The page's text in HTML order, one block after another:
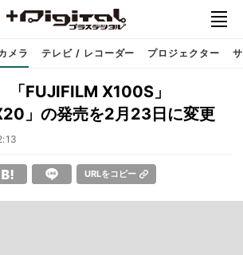
メラ テレビ / レコーダー プロジェクター
「FUJIFILM X100S」
」の発売を2月23日に変更
URLをコピー